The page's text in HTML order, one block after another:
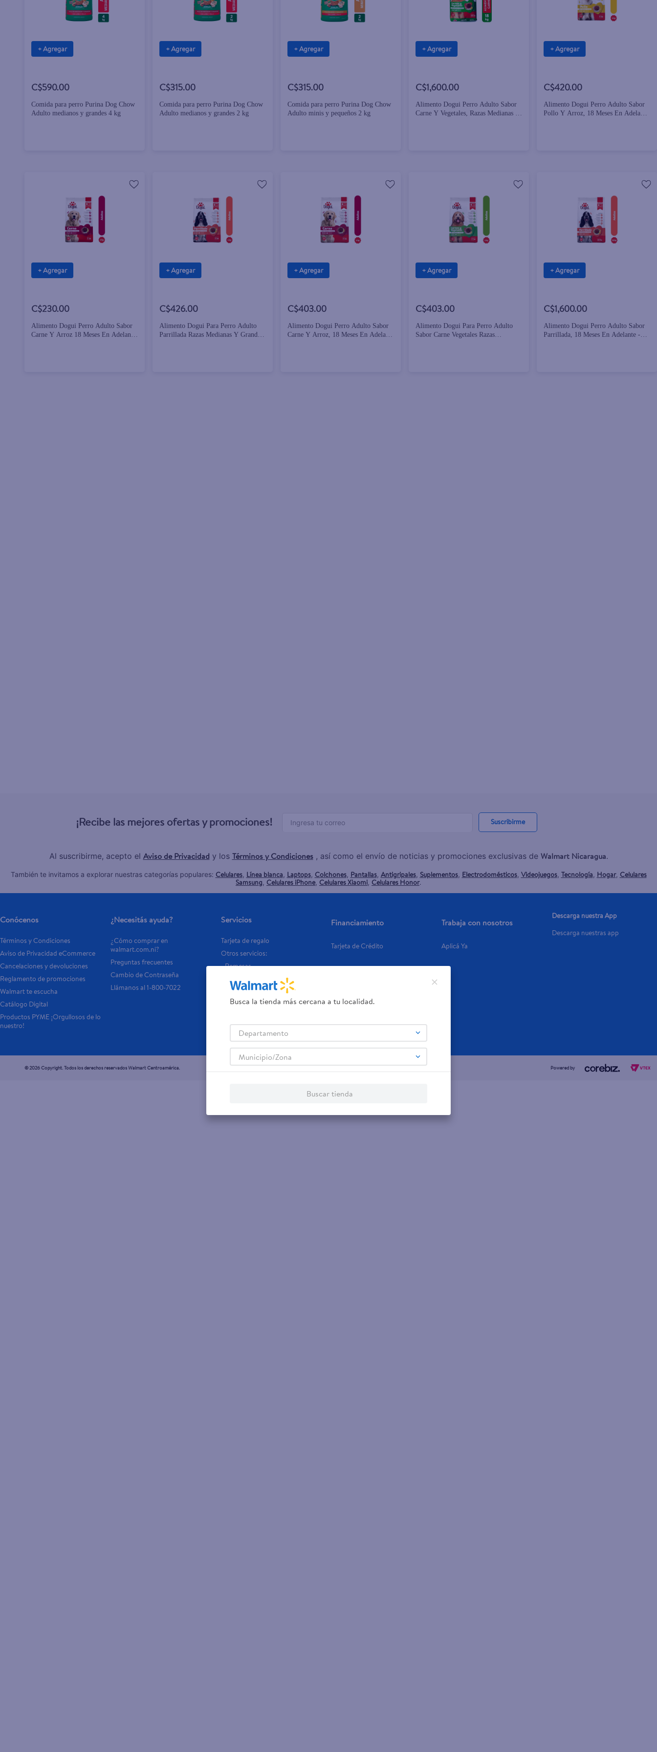
+ Agregar
C$590.00
Comida para perro Purina Dog Chow
Adulto medianos y grandes 4 kg
+ Agregar
C$315.00
Comida para perro Purina Dog Chow
Adulto medianos y grandes 2 kg
+ Agregar
C$315.00
Comida para perro Purina Dog Chow
Adulto minis y pequeños 2 kg
+ Agregar
C$1,600.00
Alimento Dogui Perro Adulto Sabor
Carne Y Vegetales, Razas Medianas Y
+ Agregar
C$420.00
Alimento Dogui Perro Adulto Sabor
Pollo Y Arroz, 18 Meses En Adelante
+ Agregar
C$230.00
Alimento Dogui Perro Adulto Sabor
Carne Y Arroz 18 Meses En Adelante
+ Agregar
C$426.00
Alimento Dogui Para Perro Adulto
Parrillada Razas Medianas Y Grandes
+ Agregar
C$403.00
Alimento Dogui Perro Adulto Sabor
Carne Y Arroz, 18 Meses En Adelante
+ Agregar
C$403.00
Alimento Dogui Para Perro Adulto
Sabor Carne Vegetales Razas
+ Agregar
C$1,600.00
Alimento Dogui Perro Adulto Sabor
Parrillada, 18 Meses En Adelante -
¡Recibe las mejores ofertas y promociones! Suscribirme
Al suscribirme, acepto el Aviso de Privacidad y los Términos y Condiciones, así como el envío de noticias y promociones exclusivas de Walmart Nicaragua.
También te invitamos a explorar nuestras categorías populares: Celulares, Línea blanca, Laptops, Colchones, Pantallas, Antigripales, Suplementos, Electrodomésticos, Videojuegos, Tecnología, Hogar, Celulares
Samsung, Celulares iPhone, Celulares Xiaomi, Celulares Honor.
Conócenos
Términos y Condiciones
Aviso de Privacidad eCommerce
Cancelaciones y devoluciones
Reglamento de promociones
Walmart te escucha
Catálogo Digital
Productos PYME ¡Orgullosos de lo
nuestro!
¿Necesitás ayuda?
¿Cómo comprar en
walmart.com.ni?
Preguntas frecuentes
Cambio de Contraseña
Llámanos al 1-800-7022
Servicios
Tarjeta de regalo
Otros servicios:
- Remesas
- Pagos de servicios
Financiamiento
Tarjeta de Crédito
Trabaja con nosotros
Aplicá Ya
Descarga nuestra App
Descarga nuestras app
© 2026 Copyright. Todos los derechos reservados Walmart Centroamérica. Powered by
Busca la tienda más cercana a tu localidad.
Departamento
Municipio/Zona
Buscar tienda